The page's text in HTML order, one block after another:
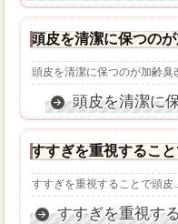
頭皮を清潔に保つの
頭皮を清潔に保つのが加齢臭
頭皮を清潔に
すすぎを重視するこ
すすぎを重視することで頭皮
すすぎを重視す